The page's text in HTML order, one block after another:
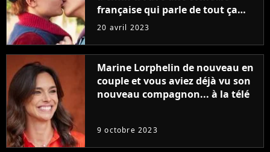
française qui parle de tout ça
sans être super ringarde
20 avril 2023
Marine Lorphelin de nouveau en
couple et vous aviez déjà vu son
nouveau compagnon... à la télé
9 octobre 2023